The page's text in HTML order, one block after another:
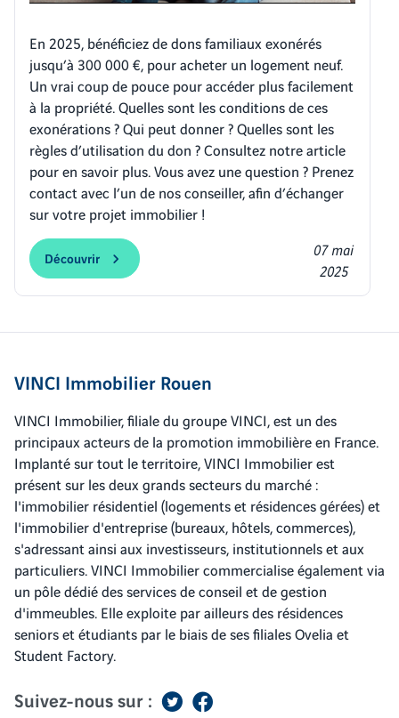
En 2025, bénéficiez de dons familiaux exonérés
jusqu’à 300 000 €, pour acheter un logement neuf.
Un vrai coup de pouce pour accéder plus facilement
à la propriété. Quelles sont les conditions de ces
exonérations ? Qui peut donner ? Quelles sont les
règles d’utilisation du don ? Consultez notre article
pour en savoir plus. Vous avez une question ? Prenez
contact avec l’un de nos conseiller, afin d’échanger
sur votre projet immobilier !
Découvrir
07 mai
2025
VINCI Immobilier Rouen
VINCI Immobilier, filiale du groupe VINCI, est un des
principaux acteurs de la promotion immobilière en France.
Implanté sur tout le territoire, VINCI Immobilier est
présent sur les deux grands secteurs du marché :
l'immobilier résidentiel (logements et résidences gérées) et
l'immobilier d'entreprise (bureaux, hôtels, commerces),
s'adressant ainsi aux investisseurs, institutionnels et aux
particuliers. VINCI Immobilier commercialise également via
un pôle dédié des services de conseil et de gestion
d'immeubles. Elle exploite par ailleurs des résidences
seniors et étudiants par le biais de ses filiales Ovelia et
Student Factory.
Suivez-nous sur :